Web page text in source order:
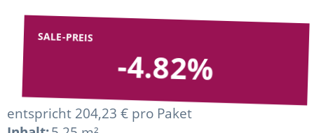
SALE-PREIS
-4.82%
entspricht 204,23 € pro Paket